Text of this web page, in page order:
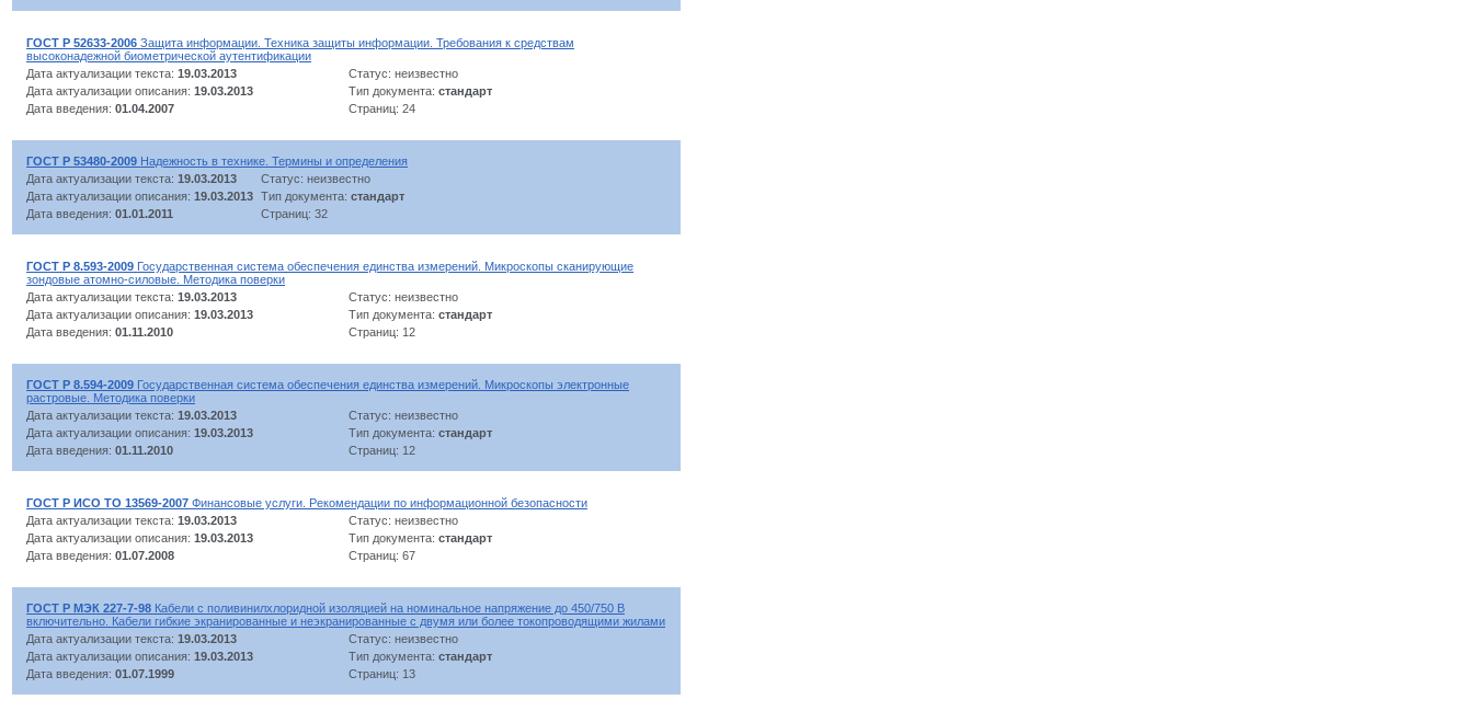
ГОСТ Р 52633-2006 Защита информации. Техника защиты информации. Требования к средствам
высоконадежной биометрической аутентификации
Дата актуализации текста: 19.03.2013
Статус: неизвестно
Дата актуализации описания: 19.03.2013 Тип документа: стандарт
Дата введения: 01.04.2007 Страниц: 24
ГОСТ Р 53480-2009 Надежность в технике. Термины и определения
Дата актуализации текста: 19.03.2013
Статус: неизвестно
Дата актуализации описания: 19.03.2013 Тип документа: стандарт
Дата введения: 01.01.2011 Страниц: 32
ГОСТ Р 8.593-2009 Государственная система обеспечения единства измерений. Микроскопы сканирующие
зондовые атомно-силовые. Методика поверки
Дата актуализации текста: 19.03.2013
Статус: неизвестно
Дата актуализации описания: 19.03.2013 Тип документа: стандарт
Дата введения: 01.11.2010 Страниц: 12
ГОСТ Р 8.594-2009 Государственная система обеспечения единства измерений. Микроскопы электронные
растровые. Методика поверки
Дата актуализации текста: 19.03.2013
Статус: неизвестно
Дата актуализации описания: 19.03.2013 Тип документа: стандарт
Дата введения: 01.11.2010 Страниц: 12
ГОСТ Р ИСО ТО 13569-2007 Финансовые услуги. Рекомендации по информационной безопасности
Дата актуализации текста: 19.03.2013
Статус: неизвестно
Дата актуализации описания: 19.03.2013 Тип документа: стандарт
Дата введения: 01.07.2008 Страниц: 67
ГОСТ Р МЭК 227-7-98 Кабели с поливинилхлоридной изоляцией на номинальное напряжение до 450/750 В
включительно. Кабели гибкие экранированные и неэкранированные с двумя или более токопроводящими жилами
Дата актуализации текста: 19.03.2013
Статус: неизвестно
Дата актуализации описания: 19.03.2013 Тип документа: стандарт
Дата введения: 01.07.1999 Страниц: 13